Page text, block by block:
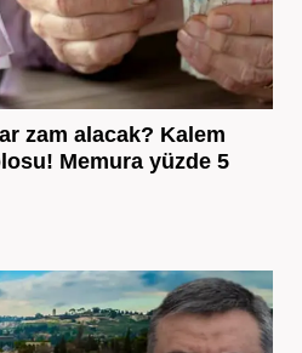
zam alacak? Kalem
Memura yüzde 5